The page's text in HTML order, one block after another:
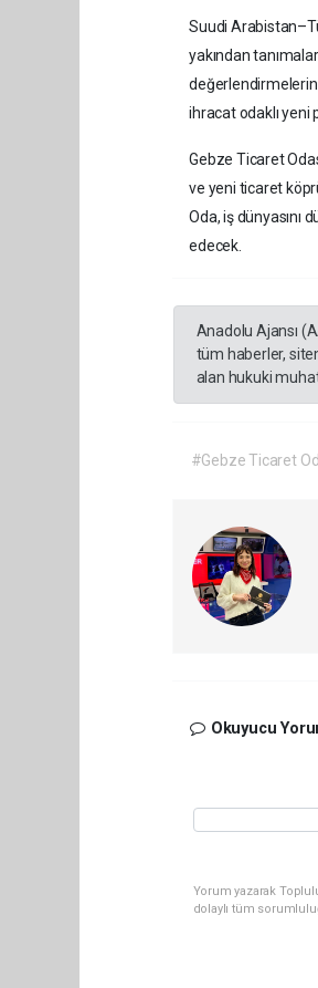
Suudi
yakından
ihracat odaklı yeni
Gebze Ticaret
ve yeni ticaret
Oda, iş dünyasını
edecek.
Anadolu Ajansı
tüm haberler,
alan hukuki
#Gebze Ticaret
Okuyucu
Yorum yazarak
dolaylı tüm